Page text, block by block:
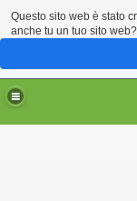
Questo sito web è stato
anche tu un tuo sito web?